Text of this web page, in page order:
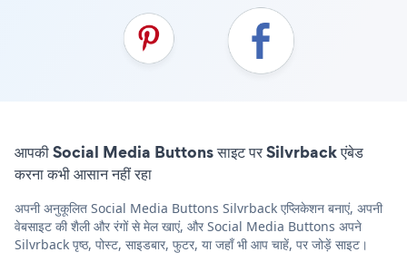
आपकी Social Media Buttons साइट पर Silvrback एंबेड
करना कभी आसान नहीं रहा
अपनी अनुकूलित Social Media Buttons Silvrback एप्लिकेशन बनाएं, अपनी
वेबसाइट की शैली और रंगों से मेल खाएं, और Social Media Buttons अपने
Silvrback पृष्ठ, पोस्ट, साइडबार, फुटर, या जहाँ भी आप चाहें, पर जोड़ें साइट।